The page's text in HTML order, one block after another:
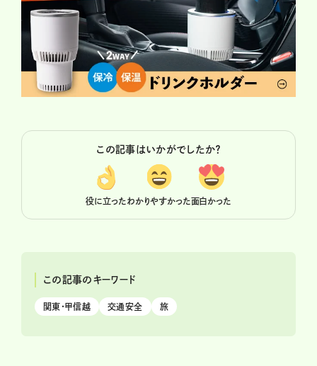
この記事はいかがでしたか？
役に立ったわかりやすかった面白かった
この記事のキーワード
関東・甲信越 交通安全 旅